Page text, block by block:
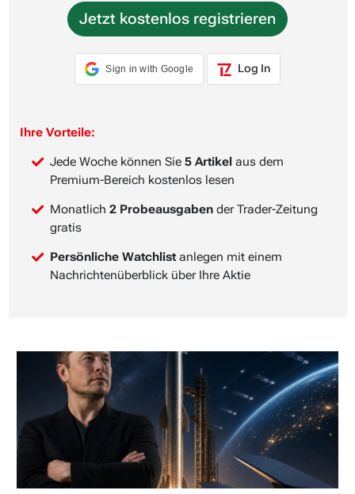
Jetzt kostenlos registrieren
Sign in with Google Log In
Ihre Vorteile:
Jede Woche können Sie 5 Artikel aus dem
Premium-Bereich kostenlos lesen
Monatlich 2 Probeausgaben der Trader-Zeitung
gratis
Persönliche Watchlist anlegen mit einem
Nachrichtenüberblick über Ihre Aktie